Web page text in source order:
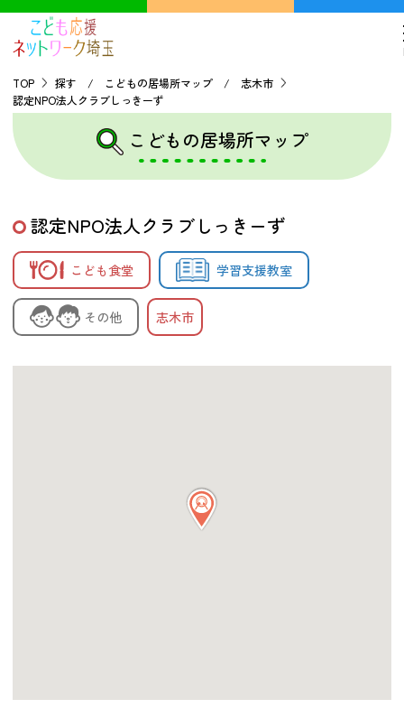
TOP
こどもの貧困について
探す
こどもの居場所マップ
フードパントリーマップ
地域ネットワークの紹介
お金を寄付する（埼玉県社会福祉協議会HP）
TOP
探す / こどもの居場所マップ / 志木市
認定NPO法人クラブしっきーず
こどもの居場所マップ
認定NPO法人クラブしっきーず
こども食堂 学習支援教室
その他 志木市